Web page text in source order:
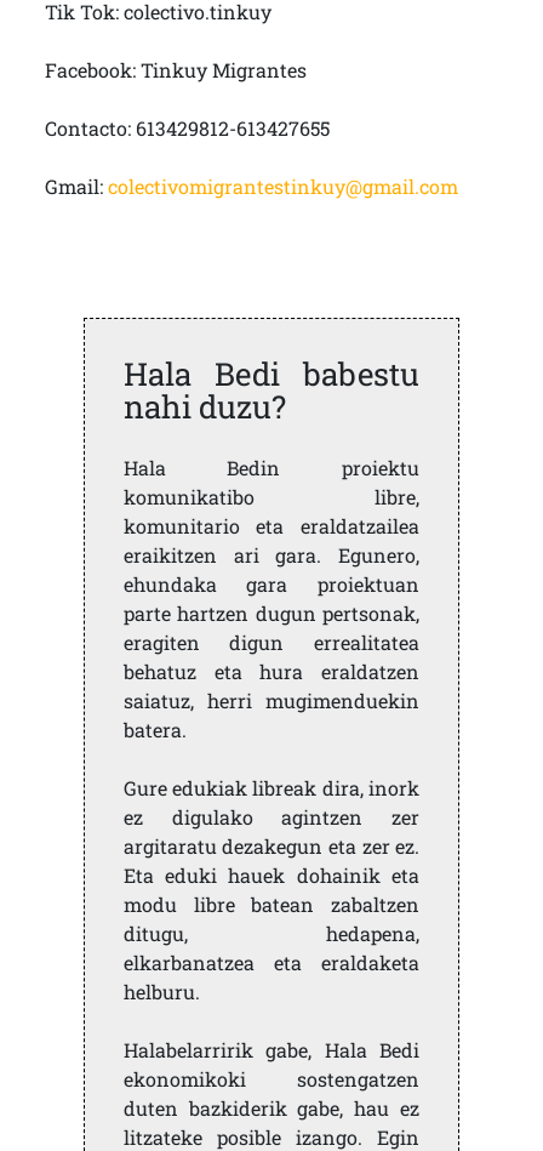
Tik Tok: colectivo.tinkuy
Facebook: Tinkuy Migrantes
Contacto: 613429812-613427655
Gmail:colectivomigrantestinkuy@gmail.com
Hala Bedi babestu
nahi duzu?
Hala Bedin proiektu
komunikatibo libre,
komunitario eta eraldatzailea
eraikitzen ari gara. Egunero,
ehundaka gara proiektuan
parte hartzen dugun pertsonak,
eragiten digun errealitatea
behatuz eta hura eraldatzen
saiatuz, herri mugimenduekin
batera.
Gure edukiak libreak dira, inork
ez digulako agintzen zer
argitaratu dezakegun eta zer ez.
Eta eduki hauek dohainik eta
modu libre batean zabaltzen
ditugu, hedapena,
elkarbanatzea eta eraldaketa
helburu.
Halabelarririk gabe, Hala Bedi
ekonomikoki sostengatzen
duten bazkiderik gabe, hau ez
litzateke posible izango. Egin